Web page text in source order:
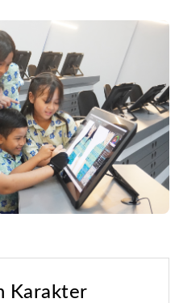
Karakter